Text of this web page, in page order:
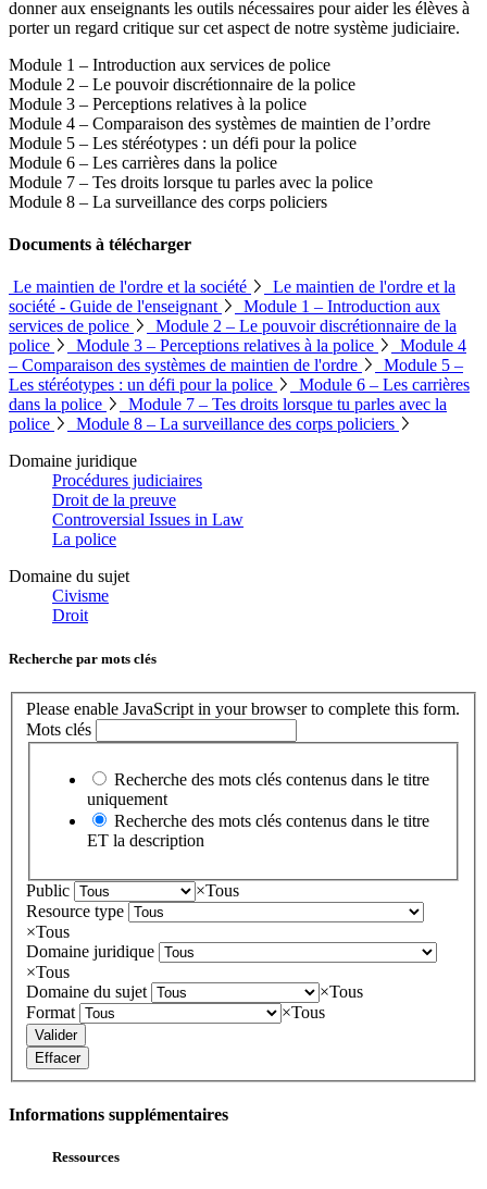
donner aux enseignants les outils nécessaires pour aider les élèves à
porter un regard critique sur cet aspect de notre système judiciaire.
Module 1 – Introduction aux services de police
Module 2 – Le pouvoir discrétionnaire de la police
Module 3 – Perceptions relatives à la police
Module 4 – Comparaison des systèmes de maintien de l’ordre
Module 5 – Les stéréotypes : un défi pour la police
Module 6 – Les carrières dans la police
Module 7 – Tes droits lorsque tu parles avec la police
Module 8 – La surveillance des corps policiers
Documents à télécharger
Le maintien de l'ordre et la société
Le maintien de l'ordre et la
société - Guide de l'enseignant
Module 1 – Introduction aux
services de police
Module 2 – Le pouvoir discrétionnaire de la
police
Module 3 – Perceptions relatives à la police
Module 4
– Comparaison des systèmes de maintien de l'ordre
Module 5 –
Les stéréotypes : un défi pour la police
Module 6 – Les carrières
dans la police
Module 7 – Tes droits lorsque tu parles avec la
police
Module 8 – La surveillance des corps policiers
Domaine juridique
Procédures judiciaires
Droit de la preuve
Controversial Issues in Law
La police
Domaine du sujet
Civisme
Droit
Recherche par mots clés
Please enable JavaScript in your browser to complete this form.
Mots clés
Recherche des mots clés contenus dans le titre
uniquement
Recherche des mots clés contenus dans le titre
ET la description
Public ×Tous
Resource type
×Tous
Domaine juridique
×Tous
Domaine du sujet
×Tous
Format
×Tous
Valider
Effacer
Informations supplémentaires
Ressources
info@ojen.ca